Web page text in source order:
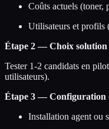
Coûts actuels (toner,
Utilisateurs et profils
Étape 2 — Choix solution
Tester 1-2 candidats en
utilisateurs).
Étape 3 — Configuration
Installation agent ou